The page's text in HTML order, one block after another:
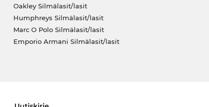
Oakley Silmälasit/lasit
Humphreys Silmälasit/lasit
Marc O Polo Silmälasit/lasit
Emporio Armani Silmälasit/lasit